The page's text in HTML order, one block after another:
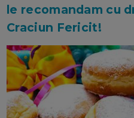
le recomandam cu
Craciun Fericit!